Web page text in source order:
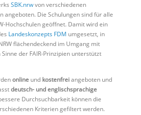
SBK.nrwvon verschiedenen
angeboten. Die Schulungen sind für alle
Hochschulen geöffnet. Damit wird ein
Landeskonzepts FDM umgesetzt, in
flächendeckend im Umgang mit
der FAIR-Prinzipien unterstützt
online und kostenfreiangeboten und
deutsch- und englischsprachige
Durchsuchbarkeit können die
Kriterien gefiltert werden.